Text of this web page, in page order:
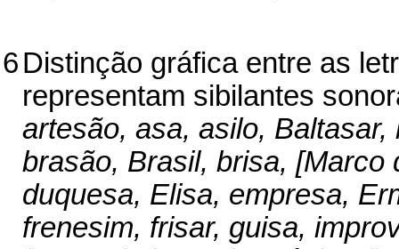
6Distinção gráfica entre as
representam sibilantes
artesão, asa, asilo,
brasão, Brasil, brisa,
duquesa, Elisa, empresa,
frenesim, frisar, guisa,